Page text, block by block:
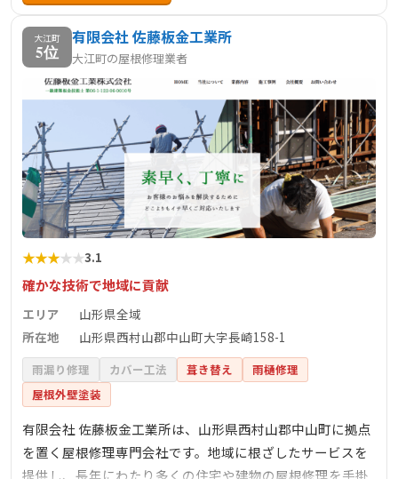
大江町
5位
有限会社 佐藤板金工業所
大江町の屋根修理業者
★★★★★3.1
確かな技術で地域に貢献
エリア
山形県全域
所在地
山形県西村山郡中山町大字長崎158-1
雨漏り修理 カバー工法 葺き替え
雨樋修理
屋根外壁塗装
有限会社 佐藤板金工業所は、山形県西村山郡中山町に拠点
を置く屋根修理専門会社です。地域に根ざしたサービスを
提供し、長年にわたり多くの住宅や建物の屋根修理を手掛